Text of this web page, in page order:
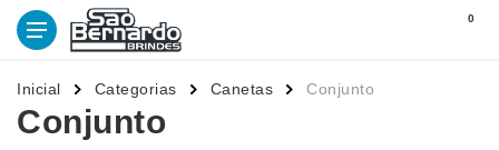
0
Inicial Categorias Canetas Conjunto
Conjunto